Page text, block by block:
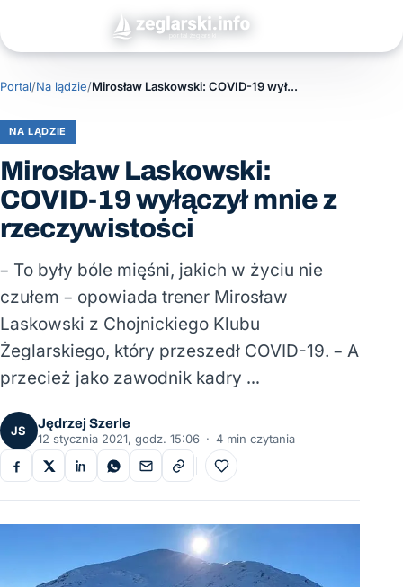
Portal/Na lądzie/ Mirosław Laskowski: COVID-19 wyłączył mnie z rzeczywistości
NA LĄDZIE
Mirosław Laskowski:
COVID-19 wyłączył mnie z
rzeczywistości
– To były bóle mięśni, jakich w życiu nie
czułem – opowiada trener Mirosław
Laskowski z Chojnickiego Klubu
Żeglarskiego, który przeszedł COVID-19. – A
przecież jako zawodnik kadry …
JS
Jędrzej Szerle
12 stycznia 2021, godz. 15:06 · 4 min czytania
Do ulubionych